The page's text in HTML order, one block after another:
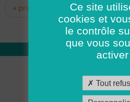
Pages
« premier ‹ précédent …
14 15
Qui sommes
Académie
Ce site
cookies et
le contrôle
que vous
activer
Tout